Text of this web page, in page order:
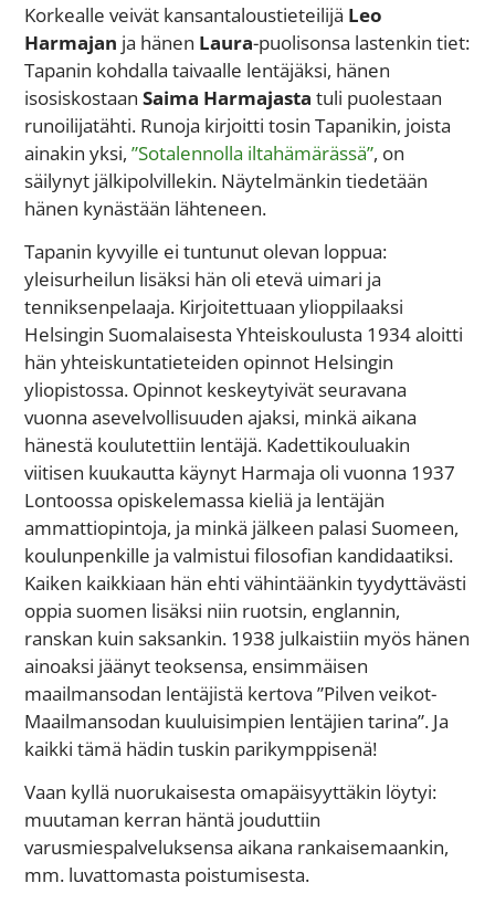
Korkealle veivät kansantaloustieteilijä Leo
Harmajan ja hänen Laura-puolisonsa lastenkin tiet:
Tapanin kohdalla taivaalle lentäjäksi, hänen
isosiskostaanSaima Harmajasta tuli puolestaan
runoilijatähti. Runoja kirjoitti tosin Tapanikin, joista
ainakin yksi,”Sotalennolla iltahämärässä”, on
säilynyt jälkipolvillekin. Näytelmänkin tiedetään
hänen kynästään lähteneen.
Tapanin kyvyille ei tuntunut olevan loppua:
yleisurheilun lisäksi hän oli etevä uimari ja
tenniksenpelaaja. Kirjoitettuaan ylioppilaaksi
Helsingin Suomalaisesta Yhteiskoulusta 1934 aloitti
hän yhteiskuntatieteiden opinnot Helsingin
yliopistossa. Opinnot keskeytyivät seuravana
vuonna asevelvollisuuden ajaksi, minkä aikana
hänestä koulutettiin lentäjä. Kadettikouluakin
viitisen kuukautta käynyt Harmaja oli vuonna 1937
Lontoossa opiskelemassa kieliä ja lentäjän
ammattiopintoja, ja minkä jälkeen palasi Suomeen,
koulunpenkille ja valmistui filosofian kandidaatiksi.
Kaiken kaikkiaan hän ehti vähintäänkin tyydyttävästi
oppia suomen lisäksi niin ruotsin, englannin,
ranskan kuin saksankin. 1938 julkaistiin myös hänen
ainoaksi jäänyt teoksensa, ensimmäisen
maailmansodan lentäjistä kertova ”Pilven veikot-
Maailmansodan kuuluisimpien lentäjien tarina”. Ja
kaikki tämä hädin tuskin parikymppisenä!
Vaan kyllä nuorukaisesta omapäisyyttäkin löytyi:
muutaman kerran häntä jouduttiin
varusmiespalveluksensa aikana rankaisemaankin,
mm. luvattomasta poistumisesta.